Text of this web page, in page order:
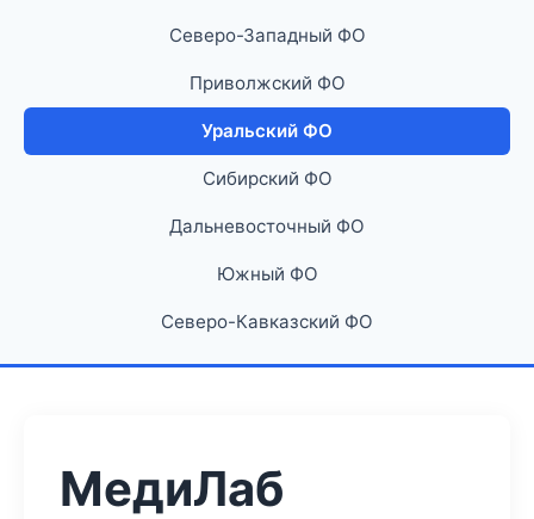
Северо-Западный ФО
Приволжский ФО
Уральский ФО
Сибирский ФО
Дальневосточный ФО
Южный ФО
Северо-Кавказский ФО
МедиЛаб